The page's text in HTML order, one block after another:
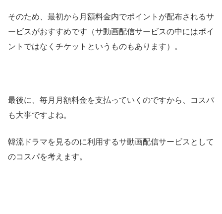
そのため、最初から月額料金内でポイントが配布されるサ
ービスがおすすめです（サ動画配信サービスの中にはポイ
ントではなくチケットというものもあります）。
最後に、毎月月額料金を支払っていくのですから、コスパ
も大事ですよね。
韓流ドラマを見るのに利用するサ動画配信サービスとして
のコスパを考えます。